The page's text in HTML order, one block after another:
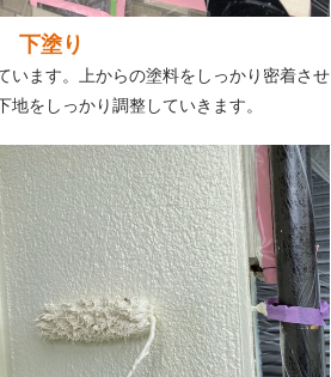
下塗り
います。上からの塗料をしっかり密着させ
地をしっかり調整していきます。